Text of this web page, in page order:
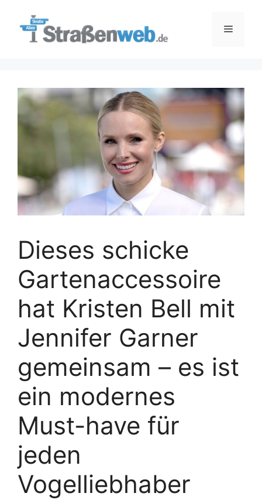
Menü
Dieses schicke
Gartenaccessoire
hat Kristen Bell mit
Jennifer Garner
gemeinsam – es ist
ein modernes
Must-have für
jeden
Vogelliebhaber